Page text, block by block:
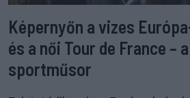
Képernyőn a vizes
és a női Tour de France –
sportműsor